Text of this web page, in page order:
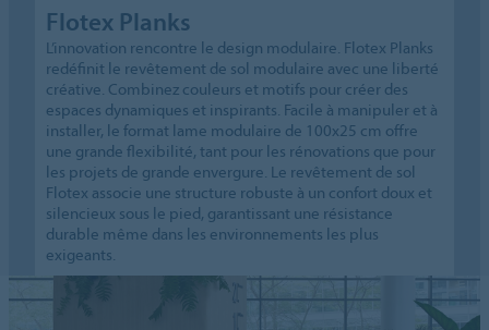
Flotex Planks
L’innovation rencontre le design modulaire. Flotex Planks
redéfinit le revêtement de sol modulaire avec une liberté
créative. Combinez couleurs et motifs pour créer des
espaces dynamiques et inspirants. Facile à manipuler et à
installer, le format lame modulaire de 100x25 cm offre
une grande flexibilité, tant pour les rénovations que pour
les projets de grande envergure. Le revêtement de sol
Flotex associe une structure robuste à un confort doux et
silencieux sous le pied, garantissant une résistance
durable même dans les environnements les plus
exigeants.